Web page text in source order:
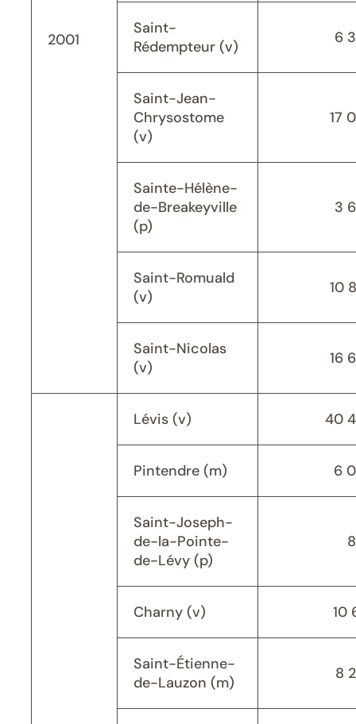
2001
Saint-
Rédempteur (v)
6
Saint-Jean-
Chrysostome
(v)
17
Sainte-Hélène-
de-Breakeyville
(p)
3
Saint-Romuald
(v)
10
Saint-Nicolas
(v)
16
Lévis (v) 40
Pintendre (m) 6
Saint-Joseph-
de-la-Pointe-
de-Lévy (p)
Charny (v) 10
Saint-Étienne-
de-Lauzon (m)
8